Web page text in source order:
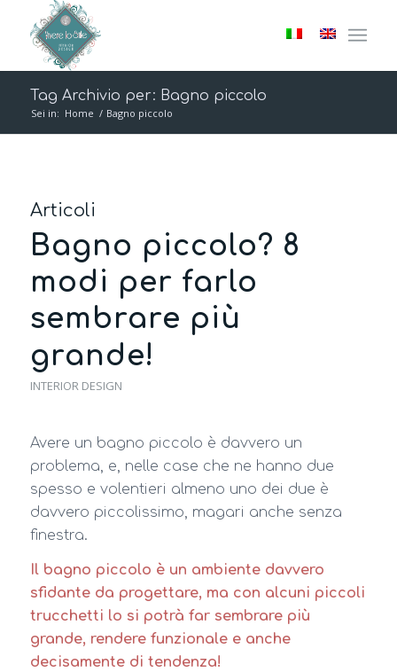
Tag Archivio per: Bagno piccolo
Sei in: Home / Bagno piccolo
Articoli
Bagno piccolo? 8
modi per farlo
sembrare più
grande!
INTERIOR DESIGN
Avere un bagno piccolo è davvero un
problema, e, nelle case che ne hanno due
spesso e volentieri almeno uno dei due è
davvero piccolissimo, magari anche senza
finestra.
Il bagno piccolo è un ambiente davvero
sfidante da progettare, ma con alcuni piccoli
trucchetti lo si potrà far sembrare più
grande, rendere funzionale e anche
decisamente di tendenza!